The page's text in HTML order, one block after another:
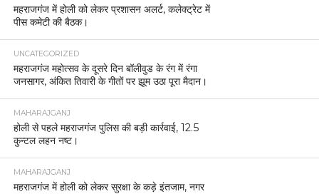
महराजगंज में होली को लेकर प्रशासन अलर्ट, कलेक्ट्रेट में
पीस कमेटी की बैठक।
UNCATEGORIZED
महराजगंज महोत्सव के दूसरे दिन बॉलीवुड के रंग में रंगा
जनसागर, अंकित तिवारी के गीतों पर झूम उठा पूरा मैदान।
MAHARAJGANJ
होली से पहले महराजगंज पुलिस की बड़ी कार्रवाई, 12.5
कुन्टल लहन नष्ट।
MAHARAJGANJ
महराजगंज में होली को लेकर सुरक्षा के कड़े इंतजाम, नगर